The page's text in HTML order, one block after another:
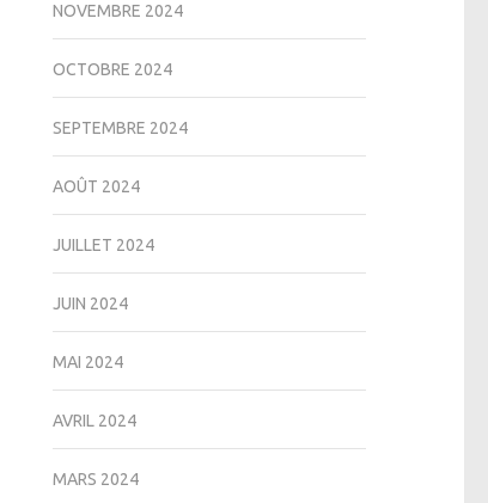
NOVEMBRE 2024
OCTOBRE 2024
SEPTEMBRE 2024
AOÛT 2024
JUILLET 2024
JUIN 2024
MAI 2024
AVRIL 2024
MARS 2024